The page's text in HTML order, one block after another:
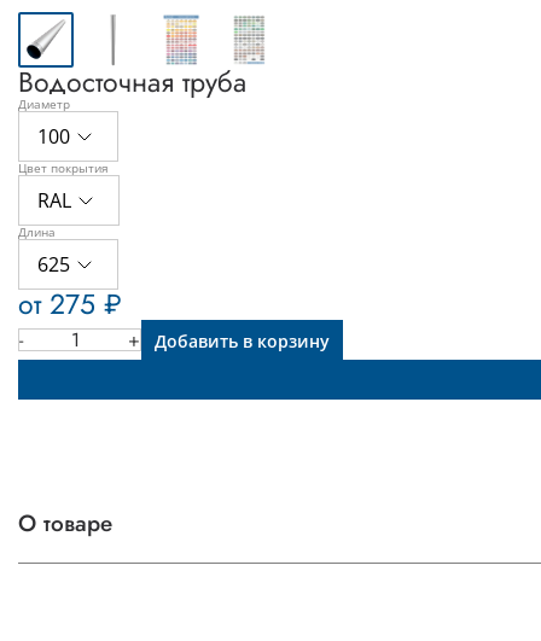
Водосточная труба
Диаметр
100
100
120
140
Цвет покрытия
RAL
RAL
Цинк
Длина
625
625
1000
1250
от 275 ₽
- 1 + Добавить в корзину
Добавить в корзину
О товаре
Ключевой элемент водосточной системы,